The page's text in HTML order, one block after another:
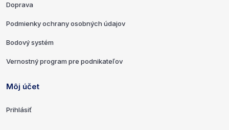
Doprava
Podmienky ochrany osobných údajov
Bodový systém
Vernostný program pre podnikateľov
Môj účet
Prihlásiť